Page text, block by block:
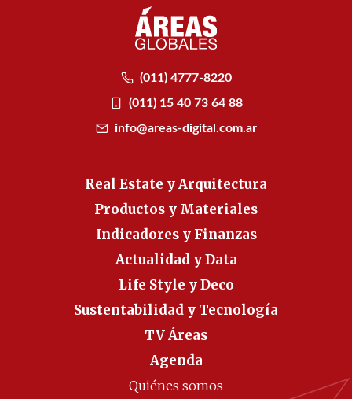
(011) 4777-8220
(011) 15 40 73 64 88
info@areas-digital.com.ar
Real Estate y Arquitectura
Productos y Materiales
Indicadores y Finanzas
Actualidad y Data
Life Style y Deco
Sustentabilidad y Tecnología
TV Áreas
Agenda
Quiénes somos